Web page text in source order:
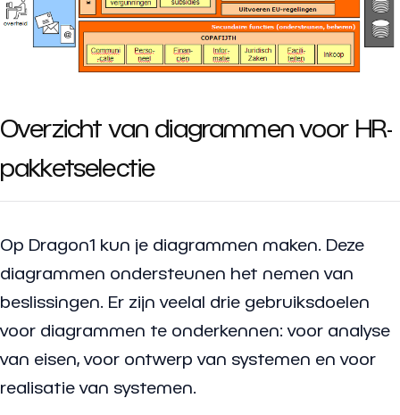
Overzicht van diagrammen voor HR-
pakketselectie
Op Dragon1 kun je diagrammen maken. Deze
diagrammen ondersteunen het nemen van
beslissingen. Er zijn veelal drie gebruiksdoelen
voor diagrammen te onderkennen: voor analyse
van eisen, voor ontwerp van systemen en voor
realisatie van systemen.